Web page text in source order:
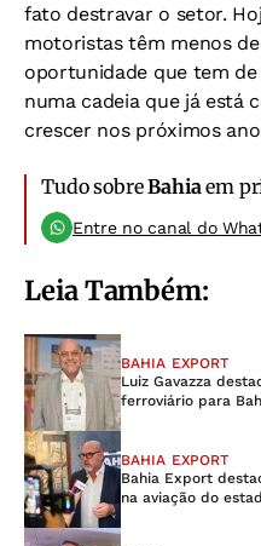
fato destravar o setor.
motoristas têm menos de
oportunidade que tem
numa cadeia que já está
crescer nos próximos
Tudo sobreBahia em
Entre no canal do
Leia Também:
BAHIA EXPORT
Luiz Gavazza
ferroviário para
BAHIA EXPORT
Bahia Export
na aviação do